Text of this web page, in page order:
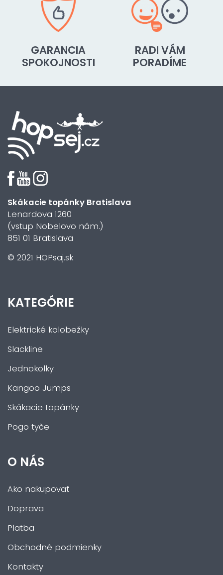
GARANCIA
SPOKOJNOSTI
RADI VÁM
PORADÍME
Skákacie topánky Bratislava
Lenardova 1260
(vstup Nobelovo nám.)
851 01 Bratislava
© 2021 HOPsaj.sk
KATEGÓRIE
Elektrické kolobežky
Slackline
Jednokolky
Kangoo Jumps
Skákacie topánky
Pogo tyče
O NÁS
Ako nakupovať
Doprava
Platba
Obchodné podmienky
Kontakty